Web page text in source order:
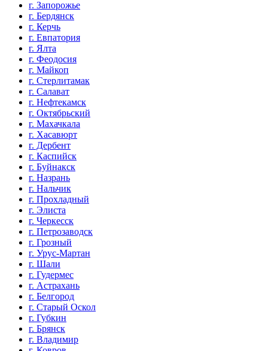
г. Запорожье
г. Бердянск
г. Керчь
г. Евпатория
г. Ялта
г. Феодосия
г. Майкоп
г. Стерлитамак
г. Салават
г. Нефтекамск
г. Октябрьский
г. Махачкала
г. Хасавюрт
г. Дербент
г. Каспийск
г. Буйнакск
г. Назрань
г. Нальчик
г. Прохладный
г. Элиста
г. Черкесск
г. Петрозаводск
г. Грозный
г. Урус-Мартан
г. Шали
г. Гудермес
г. Астрахань
г. Белгород
г. Старый Оскол
г. Губкин
г. Брянск
г. Владимир